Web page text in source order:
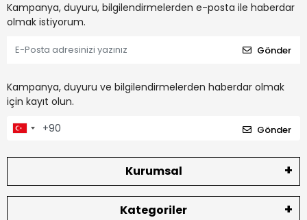
Kampanya, duyuru, bilgilendirmelerden e-posta ile haberdar
olmak istiyorum.
Gönder
Kampanya, duyuru ve bilgilendirmelerden haberdar olmak
için kayıt olun.
Gönder
Kurumsal
Kategoriler